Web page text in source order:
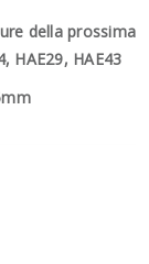
della prossima
HAE29, HAE43